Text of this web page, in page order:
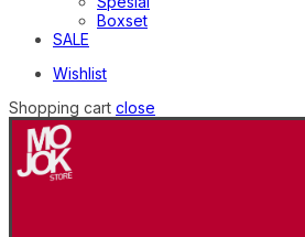
Boxset
SALE
Wishlist
Shopping cart close